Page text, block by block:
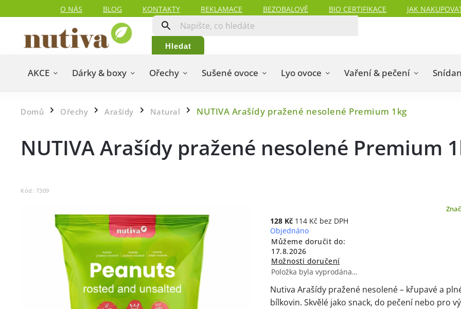
O NÁS BLOG KONTAKTY REKLAMACE BEZOBALOVĚ BIO CERTIFIKACE JAK
Hledat
AKCE Dárky & boxy Ořechy Sušené ovoce Lyo ovoce Vaření & pečení
Domů / Ořechy / Arašídy / Natural / NUTIVA Arašídy pražené nesolené Premium 1kg
NUTIVA Arašídy pražené nesolené Premium
Kód: 7309
128 Kč 114 Kč bez DPH
Objednáno
Můžeme doručit do:
17.8.2026
Možnosti doručení
Položka byla vyprodána…
Nutiva Arašídy pražené nesolené – křupavé a
bílkovin. Skvělé jako snack, do pečení nebo pro